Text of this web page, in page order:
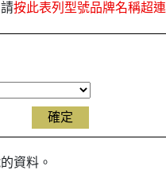
按此表列型號品牌名稱超
資料。